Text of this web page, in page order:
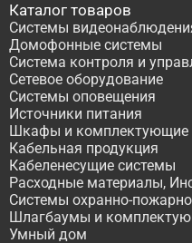
Каталог товаров
Системы
Домофонные системы
Система контроля и
Сетевое оборудование
Системы оповещения
Источники питания
Шкафы и комплектующие
Кабельная продукция
Кабеленесущие системы
Расходные материалы,
Системы охранно-
Шлагбаумы и
Умный дом